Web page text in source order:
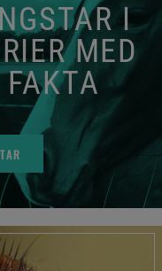
I
MED